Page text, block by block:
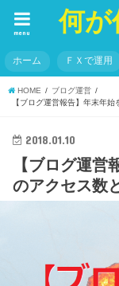
何が
menu
ホーム ＦＸで運用
HOME
ブログ運営
【ブログ運営報告】年末年
2018.01.10
【ブログ運営
のアクセス数